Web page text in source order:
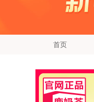
首页